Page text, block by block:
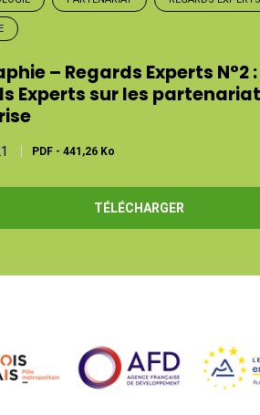
– Regards Experts N°2 :
Experts sur les
PDF - 441,26 Ko
TÉLÉCHARGER